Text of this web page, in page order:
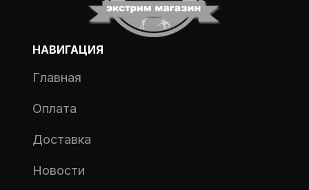
НАВИГАЦИЯ
Главная
Оплата
Доставка
Новости